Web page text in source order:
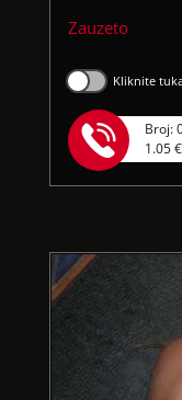
Zauzeto
Kliknite
Broj:
1.05